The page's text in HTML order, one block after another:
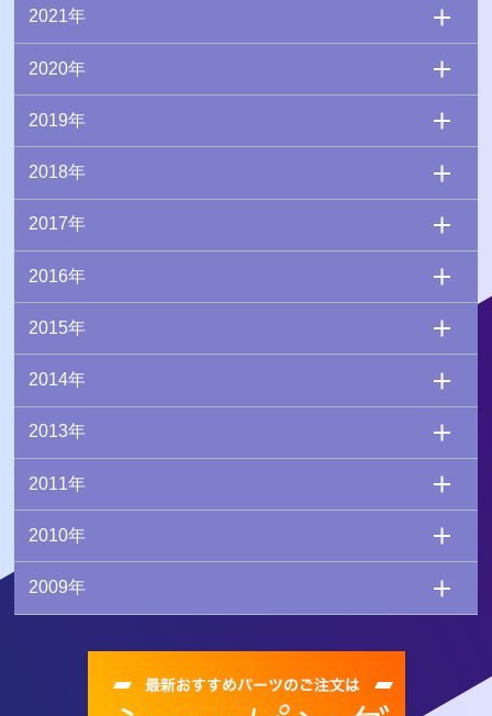
2021年
2020年
2019年
2018年
2017年
2016年
2015年
2014年
2013年
2011年
2010年
2009年